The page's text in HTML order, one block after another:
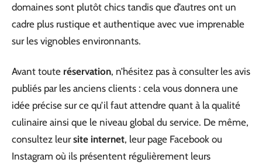
domaines sont plutôt chics tandis que d’autres ont un
cadre plus rustique et authentique avec vue imprenable
sur les vignobles environnants.
Avant toute réservation, n’hésitez pas à consulter les avis
publiés par les anciens clients : cela vous donnera une
idée précise sur ce qu’il faut attendre quant à la qualité
culinaire ainsi que le niveau global du service. De même,
consultez leursite internet, leur page Facebook ou
Instagram où ils présentent régulièrement leurs